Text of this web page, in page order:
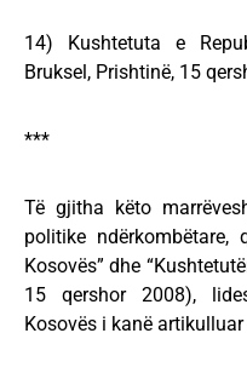
14) Kushtetuta e
Bruksel, Prishtinë, 15
***
Të gjitha këto
politike ndërkombëtare,
Kosovës” dhe
15 qershor 2008),
Kosovës i kanë